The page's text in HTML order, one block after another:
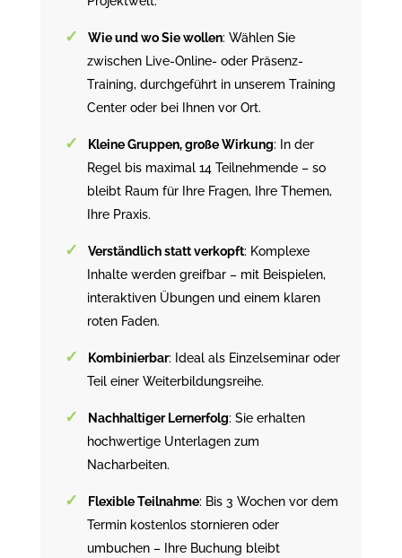
Wie und wo Sie wollen: Wählen Sie
zwischen Live-Online- oder Präsenz-
Training, durchgeführt in unserem Training
Center oder bei Ihnen vor Ort.
Kleine Gruppen, große Wirkung: In der
Regel bis maximal 14 Teilnehmende – so
bleibt Raum für Ihre Fragen, Ihre Themen,
Ihre Praxis.
Verständlich statt verkopft: Komplexe
Inhalte werden greifbar – mit Beispielen,
interaktiven Übungen und einem klaren
roten Faden.
Kombinierbar: Ideal als Einzelseminar oder
Teil einer Weiterbildungsreihe.
Nachhaltiger Lernerfolg: Sie erhalten
hochwertige Unterlagen zum
Nacharbeiten.
Flexible Teilnahme: Bis 3 Wochen vor dem
Termin kostenlos stornieren oder
umbuchen – Ihre Buchung bleibt